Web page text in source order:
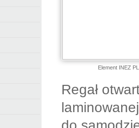
Element INEZ
Regał